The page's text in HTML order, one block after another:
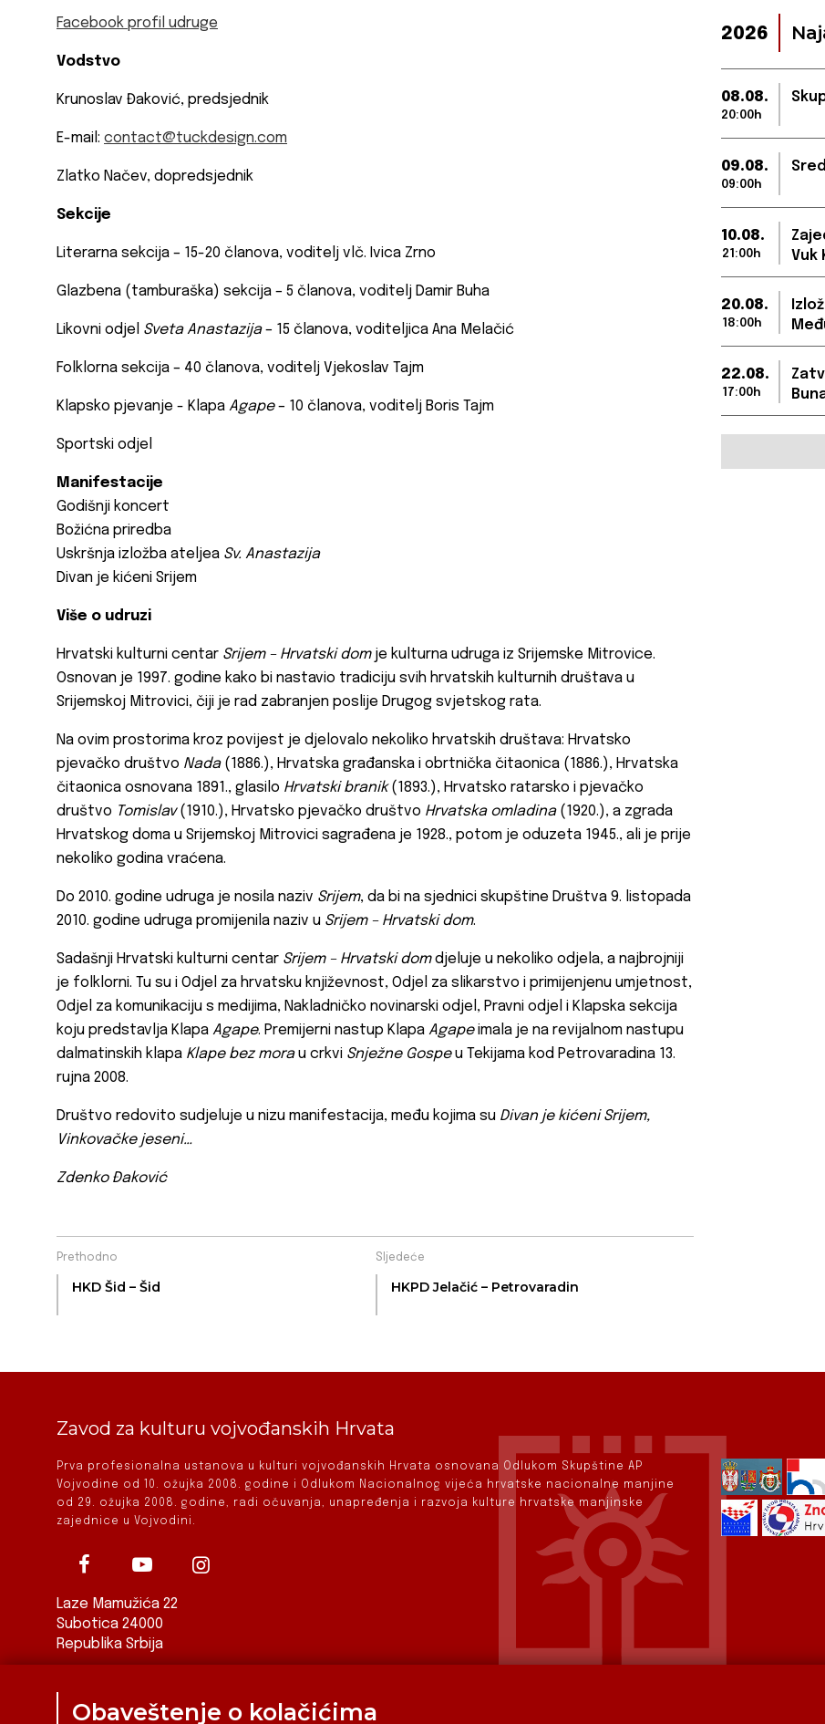
Facebook profil udruge
Vodstvo
Krunoslav Đaković, predsjednik
E-mail: contact@tuckdesign.com
Zlatko Načev, dopredsjednik
Sekcije
Literarna sekcija – 15-20 članova, voditelj vlč. Ivica Zrno
Glazbena (tamburaška) sekcija – 5 članova, voditelj Damir Buha
Likovni odjel Sveta Anastazija– 15 članova, voditeljica Ana Melačić
Folklorna sekcija – 40 članova, voditelj Vjekoslav Tajm
Klapsko pjevanje - Klapa Agape– 10 članova, voditelj Boris Tajm
Sportski odjel
Manifestacije
Godišnji koncert
Božićna priredba
Uskršnja izložba ateljea Sv. Anastazija
Divan je kićeni Srijem
Više o udruzi
Hrvatski kulturni centar Srijem – Hrvatski domje kulturna udruga iz Srijemske Mitrovice.
Osnovan je 1997. godine kako bi nastavio tradiciju svih hrvatskih kulturnih društava u
Srijemskoj Mitrovici, čiji je rad zabranjen poslije Drugog svjetskog rata.
Na ovim prostorima kroz povijest je djelovalo nekoliko hrvatskih društava: Hrvatsko
pjevačko društvo Nada(1886.), Hrvatska građanska i obrtnička čitaonica (1886.), Hrvatska
čitaonica osnovana 1891., glasilo Hrvatski branik(1893.), Hrvatsko ratarsko i pjevačko
društvo Tomislav(1910.), Hrvatsko pjevačko društvo Hrvatska omladina(1920.), a zgrada
Hrvatskog doma u Srijemskoj Mitrovici sagrađena je 1928., potom je oduzeta 1945., ali je prije
nekoliko godina vraćena.
Do 2010. godine udruga je nosila naziv Srijem, da bi na sjednici skupštine Društva 9. listopada
2010. godine udruga promijenila naziv u Srijem – Hrvatski dom.
Sadašnji Hrvatski kulturni centar Srijem – Hrvatski domdjeluje u nekoliko odjela, a najbrojniji
je folklorni. Tu su i Odjel za hrvatsku književnost, Odjel za slikarstvo i primijenjenu umjetnost,
Odjel za komunikaciju s medijima, Nakladničko novinarski odjel, Pravni odjel i Klapska sekcija
koju predstavlja Klapa Agape. Premijerni nastup Klapa Agapeimala je na revijalnom nastupu
dalmatinskih klapa Klape bez morau crkvi Snježne Gospeu Tekijama kod Petrovaradina 13.
rujna 2008.
Društvo redovito sudjeluje u nizu manifestacija, među kojima su Divan je kićeni Srijem,
Vinkovačke jeseni…
Zdenko Đaković
Prethodno
HKD Šid – Šid
Sljedeće
HKPD Jelačić – Petrovaradin
2026
08.08.
20:00h
09.08.
09:00h
10.08.
21:00h
Vuk
20.08.
18:00h
22.08.
17:00h
Zavod za kulturu vojvođanskih Hrvata
Prva profesionalna ustanova u kulturi vojvođanskih Hrvata osnovana Odlukom Skupštine AP
Vojvodine od 10. ožujka 2008. godine i Odlukom Nacionalnog vijeća hrvatske nacionalne manjine
od 29. ožujka 2008. godine, radi očuvanja, unapređenja i razvoja kulture hrvatske manjinske
zajednice u Vojvodini.
Laze Mamužića 22
Subotica 24000
Republika Srbija
Obaveštenje o kolačićima